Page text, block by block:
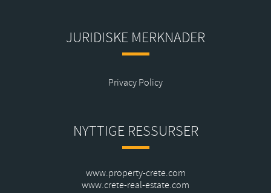
JURIDISKE MERKNADER
Privacy Policy
NYTTIGE RESSURSER
www.property-crete.com
www.crete-real-estate.com